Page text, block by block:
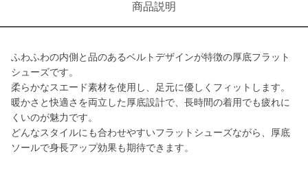
商品説明
ふわふわの内側と品のあるベルトデザインが特徴の厚底フラット
シューズです。
柔らかなスエード素材を使用し、足元に優しくフィットします。
暖かさと快適さを両立した厚底設計で、長時間の着用でも疲れに
くいのが魅力です。
どんなスタイルにも合わせやすいフラットシューズながら、厚底
ソールで身長アップ効果も期待できます。